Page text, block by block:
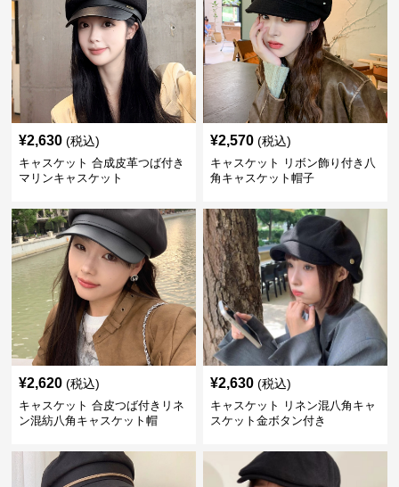
¥2,630 (税込)
キャスケット 合成皮革つば付き
マリンキャスケット
¥2,570 (税込)
キャスケット リボン飾り付き八
角キャスケット帽子
¥2,620 (税込)
キャスケット 合皮つば付きリネ
ン混紡八角キャスケット帽
¥2,630 (税込)
キャスケット リネン混八角キャ
スケット金ボタン付き